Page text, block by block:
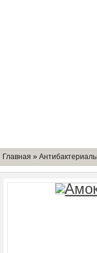
Главная »